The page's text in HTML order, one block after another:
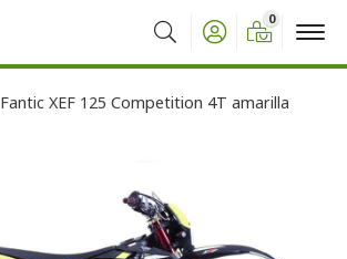
Buscar
0
Fantic XEF 125 Competition 4T amarilla